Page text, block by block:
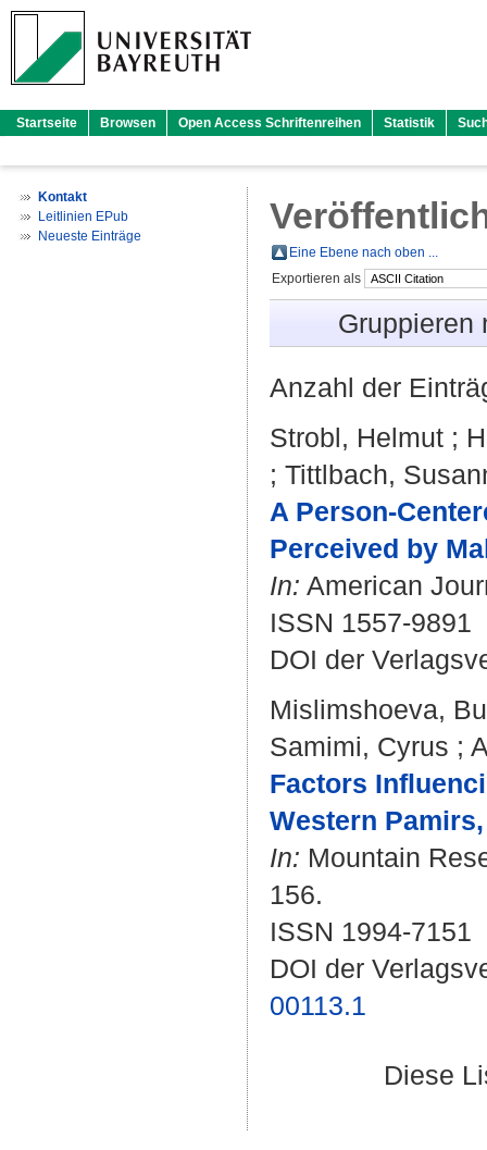
Startseite Browsen Open Access Schriftenreihen Statistik
Kontakt
Leitlinien EPub
Neueste Einträge
Eine Ebene nach oben ...
Exportieren als
Anzahl der
Strobl, Helmut ;
; Tittlbach,
A Person-
Perceived by
In: American
ISSN 1557-9891
DOI der
Mislimshoeva,
Samimi, Cyrus ;
Factors
Western
In: Mountain
156.
ISSN 1994-7151
DOI der
00113.1
Diese